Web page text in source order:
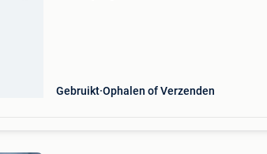
Gebruikt Ophalen of Verzenden